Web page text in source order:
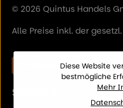
© 2026 Quintus Handels
Alle Preise inkl. der gesetzl.
Vertrag widerrufen
SERVICE
Diese Website
bestmögliche
Mehr